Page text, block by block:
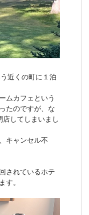
近くの町に１泊
ムカフェという
たのですが、な
してしまいまし
キャンセル不
されているホテ
す。